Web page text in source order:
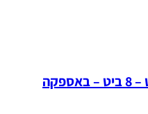
משקפי שמש מיינקראפט – 8 ביט – באספקה